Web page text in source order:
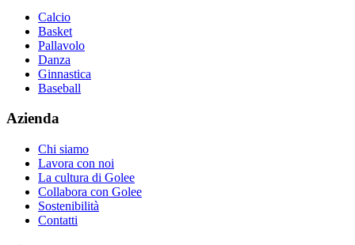
Calcio
Basket
Pallavolo
Danza
Ginnastica
Baseball
Azienda
Chi siamo
Lavora con noi
La cultura di Golee
Collabora con Golee
Sostenibilità
Contatti